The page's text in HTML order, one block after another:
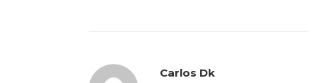
Carlos Dk